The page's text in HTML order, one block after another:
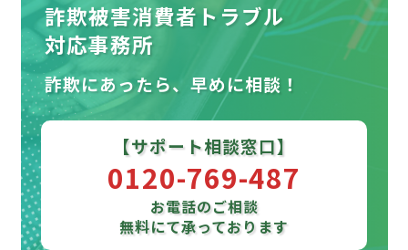
詐欺被害消費者トラブル
対応事務所
詐欺にあったら、早めに相談！
【サポート相談窓口】
0120-769-487
お電話のご相談
無料にて承っております